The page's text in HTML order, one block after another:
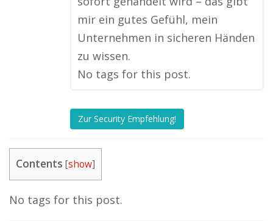
mir ein gutes Gefühl, mein
Unternehmen in sicheren Händen
zu wissen.
No tags for this post.
Zur Security Empfehlung!
Contents [show]
No tags for this post.